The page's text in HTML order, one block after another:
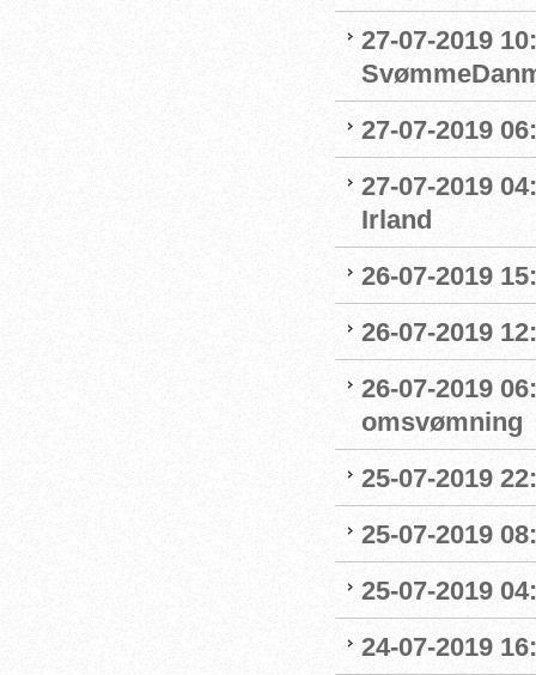
27-07-2019
27-07-2019
27-07-2019
Irland
26-07-2019
26-07-2019
26-07-2019
omsvømning
25-07-2019
25-07-2019
25-07-2019
24-07-2019